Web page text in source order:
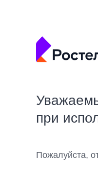
при
Пожалуйста,